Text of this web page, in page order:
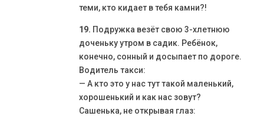
теми, кто кидает в тебя камни?!
19. Подружка везёт свою 3-хлетнюю
доченьку утром в садик. Ребёнок,
конечно, сонный и досыпает по дороге.
Водитель такси:
— А кто это у нас тут такой маленький,
хорошенький и как нас зовут?
Сашенька, не открывая глаз: